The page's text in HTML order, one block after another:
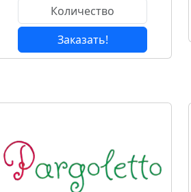
Заказать!